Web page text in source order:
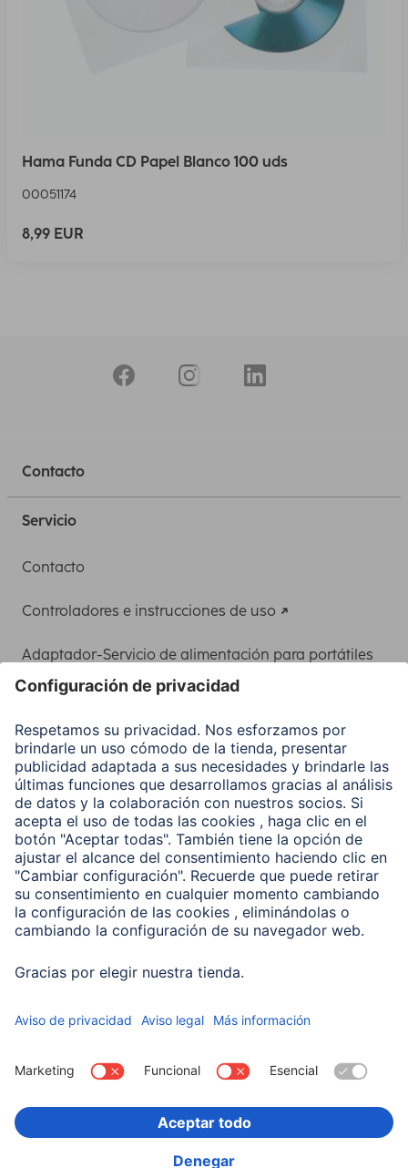
Hama Funda CD Papel Blanco 100 uds
00051174
8,99 EUR
Contacto
Servicio
Contacto
Controladores e instrucciones de uso
Adaptador-Servicio de alimentación para portátiles
Clientes online
Conviértete en distribuidor
Compañía
Historia de la empresa
Hama en todo el Mundo
Sostenibilidad
Business-Portal
Escoger Pais